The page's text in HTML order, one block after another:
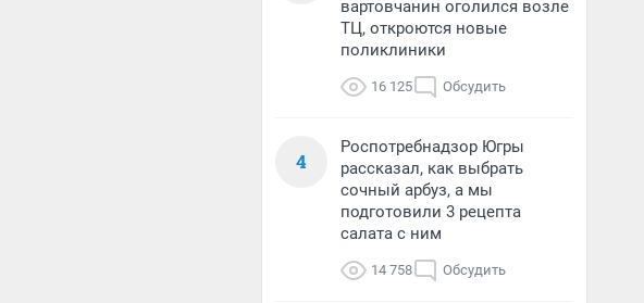
вартовчанин оголился возле
ТЦ, откроются новые
поликлиники
16 125 Обсудить
4
Роспотребнадзор Югры
рассказал, как выбрать
сочный арбуз, а мы
подготовили 3 рецепта
салата с ним
14 758 Обсудить